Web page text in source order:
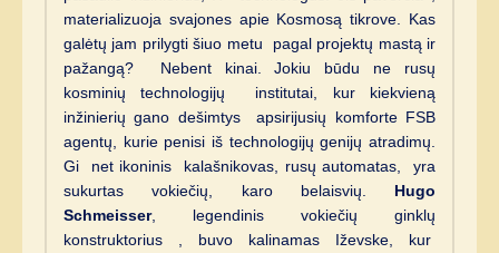
materializuoja svajones apie Kosmosą tikrove. Kas
galėtų jam prilygti šiuo metu pagal projektų mastą ir
pažangą? Nebent kinai. Jokiu būdu ne rusų
kosminių technologijų institutai, kur kiekvieną
inžinierių gano dešimtys apsirijusių komforte FSB
agentų, kurie penisi iš technologijų genijų atradimų.
Gi net ikoninis kalašnikovas, rusų automatas, yra
sukurtas vokiečių, karo belaisvių. Hugo
Schmeisser, legendinis vokiečių ginklų
konstruktorius , buvo kalinamas Iževske, kur